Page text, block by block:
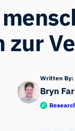
zur
Written By:
Bryn